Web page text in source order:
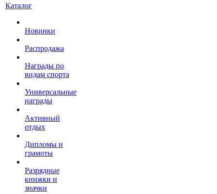
Каталог
Новинки
Распродажа
Награды по
видам спорта
Универсальные
награды
Активный
отдых
Дипломы и
грамоты
Разрядные
книжки и
значки